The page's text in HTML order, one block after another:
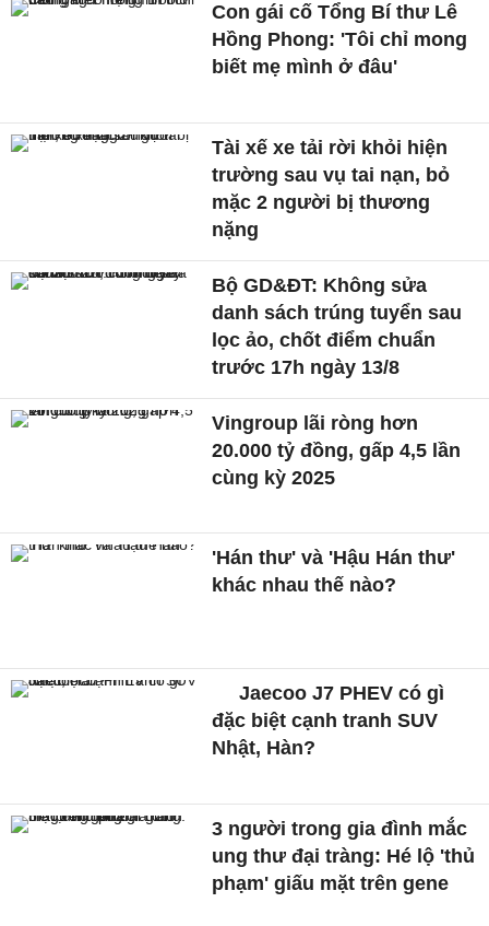
Con gái cố Tổng Bí thư Lê
Hồng Phong: 'Tôi chỉ mong
biết mẹ mình ở đâu'
Tài xế xe tải rời khỏi hiện
trường sau vụ tai nạn, bỏ
mặc 2 người bị thương
nặng
Bộ GD&ĐT: Không sửa
danh sách trúng tuyển sau
lọc ảo, chốt điểm chuẩn
trước 17h ngày 13/8
Vingroup lãi ròng hơn
20.000 tỷ đồng, gấp 4,5 lần
cùng kỳ 2025
'Hán thư' và 'Hậu Hán thư'
khác nhau thế nào?
Jaecoo J7 PHEV có gì
đặc biệt cạnh tranh SUV
Nhật, Hàn?
3 người trong gia đình mắc
ung thư đại tràng: Hé lộ 'thủ
phạm' giấu mặt trên gene